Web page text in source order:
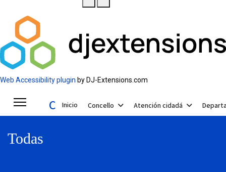
Web Accessibility plugin by DJ-Extensions.com
Concello de Valga
Inicio Concello Atención cidadá
Todas